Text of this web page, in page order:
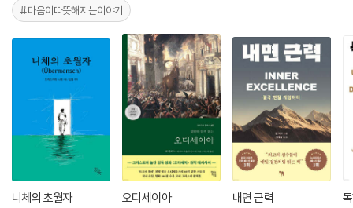
#마음이따뜻해지는이야기
니체의 초월자 오디세이아 내면 근력